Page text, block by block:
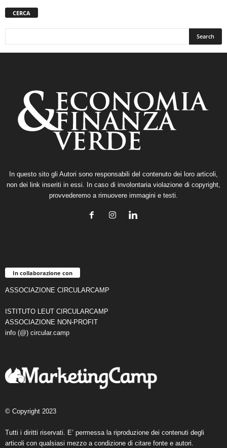
CERCA
In questo sito gli Autori sono responsabili del contenuto dei loro articoli,
non dei link inseriti in essi. In caso di involontaria violazione di copyright,
provvederemo a rimuovere immagini e testi.
In collaborazione con
ASSOCIAZIONE CIRCULARCAMP
ISTITUTO LEUT CIRCULARCAMP
ASSOCIAZIONE NON-PROFIT
info (@) circular.camp
© Copyright 2023
Tutti i diritti riservati. E’ permessa la riproduzione dei contenuti degli
articoli con qualsiasi mezzo a condizione di citare fonte e autori.